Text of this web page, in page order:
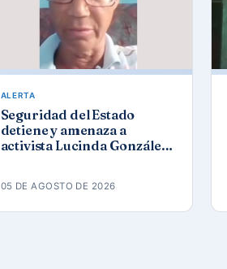
ALERTA
Seguridad del Estado
detiene y amenaza a
activista Lucinda González
05 DE AGOSTO DE 2026